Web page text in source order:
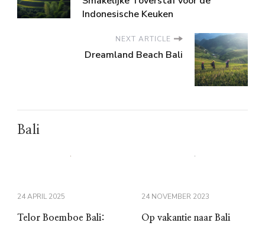
Indonesische Keuken
NEXT ARTICLE
Dreamland Beach Bali
Bali
24 APRIL 2025
Telor Boemboe Bali:
24 NOVEMBER 2023
Op vakantie naar Bali